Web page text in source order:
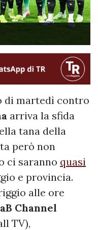
di martedì contro
arriva la sfida
tana della
però non
ci saranno quasi
e provincia.
alle ore
Channel
TV),